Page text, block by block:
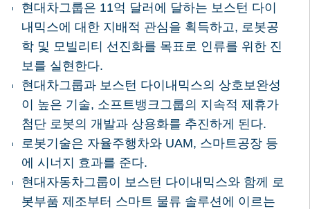
현대차그룹은 11억 달러에 달하는 보스턴 다이
내믹스에 대한 지배적 관심을 획득하고, 로봇공
학 및 모빌리티 선진화를 목표로 인류를 위한 진
보를 실현한다.
현대차그룹과 보스턴 다이내믹스의 상호보완성
이 높은 기술, 소프트뱅크그룹의 지속적 제휴가
첨단 로봇의 개발과 상용화를 추진하게 된다.
로봇기술은 자율주행차와 UAM, 스마트공장 등
에 시너지 효과를 준다.
현대자동차그룹이 보스턴 다이내믹스와 함께 로
봇부품 제조부터 스마트 물류 솔루션에 이르는